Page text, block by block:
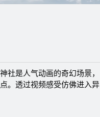
社是人气动画的奇幻场景，
。透过视频感受仿佛进入异